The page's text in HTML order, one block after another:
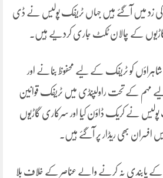
زد میں آگئے ہیں جہاں ٹریفک پولیس نے ڈی
شاہراؤں کو ٹریفک کے لیے محفوظ بنانے اور
مہم کے تحت راولپنڈی میں ٹریفک قوانین
نے کریک ڈاؤن کیا اور سرکاری گاڑیوں
بھی ریڈار پر آگئے ہیں۔
کے پابندی نہ کرنے والے عناصر کے خلاف بلا